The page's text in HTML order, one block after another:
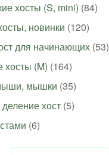
хосты (S, mini) (84)
новинки (120)
для начинающих (53)
хосты (M) (164)
мышки (35)
хост (5)
(6)